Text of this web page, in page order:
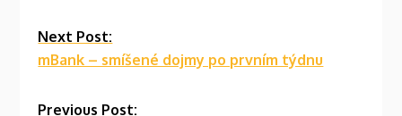
Continue
Reading
Next Post:
mBank – smíšené dojmy po prvním týdnu
Previous Post: